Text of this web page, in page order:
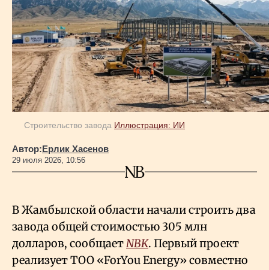
Строительство завода Иллюстрация: ИИ
Автор:Ерлик Хасенов
29 июля 2026, 10:56
В Жамбылской области начали строить два
завода общей стоимостью 305 млн
долларов, сообщаетNBK. Первый проект
реализует ТОО «ForYou Energy» совместно